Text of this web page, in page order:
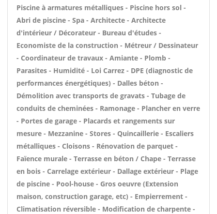
Piscine à armatures métalliques - Piscine hors sol -
Abri de piscine - Spa - Architecte - Architecte
d'intérieur / Décorateur - Bureau d'études -
Economiste de la construction - Métreur / Dessinateur
- Coordinateur de travaux - Amiante - Plomb -
Parasites - Humidité - Loi Carrez - DPE (diagnostic de
performances énergétiques) - Dalles béton -
Démolition avec transports de gravats - Tubage de
conduits de cheminées - Ramonage - Plancher en verre
- Portes de garage - Placards et rangements sur
mesure - Mezzanine - Stores - Quincaillerie - Escaliers
métalliques - Cloisons - Rénovation de parquet -
Faïence murale - Terrasse en béton / Chape - Terrasse
en bois - Carrelage extérieur - Dallage extérieur - Plage
de piscine - Pool-house - Gros oeuvre (Extension
maison, construction garage, etc) - Empierrement -
Climatisation réversible - Modification de charpente -